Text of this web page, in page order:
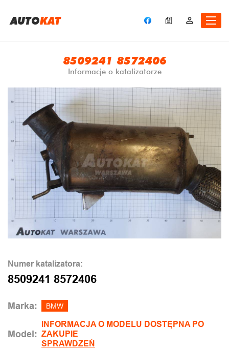
AUTOKAT
8509241 8572406
Informacje o katalizatorze
Numer katalizatora:
8509241 8572406
Marka: BMW
Model:
INFORMACJA O MODELU DOSTĘPNA PO
ZAKUPIE
SPRAWDZEŃ